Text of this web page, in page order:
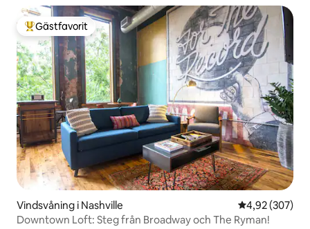
Populär gästfavorit
Gästfavorit
Vindsvåning i Nashville 4,92 av 5 i
4,92 (307)
Downtown Loft: Steg från Broadway och The Ryman!